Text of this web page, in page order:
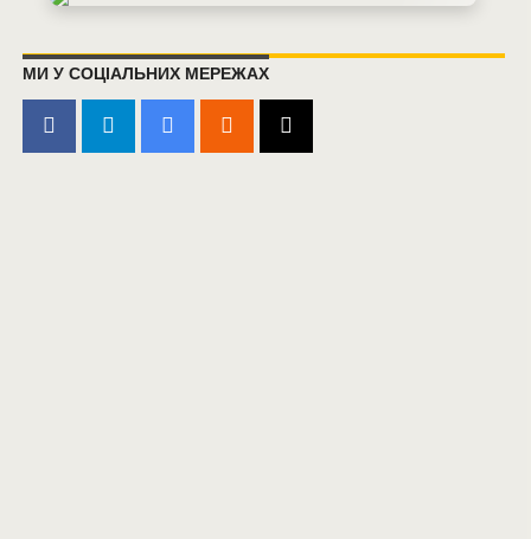
МИ У СОЦІАЛЬНИХ МЕРЕЖАХ